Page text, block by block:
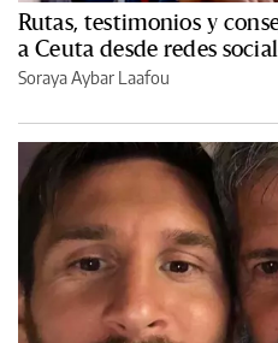
Rutas, testimonios y
a Ceuta desde redes
Soraya Aybar Laafou